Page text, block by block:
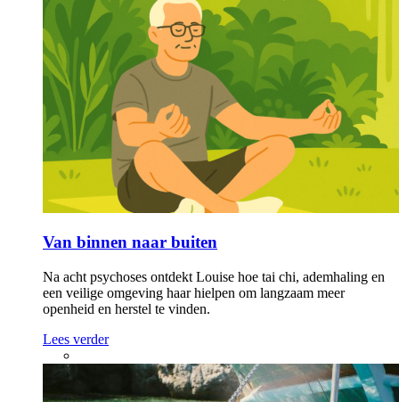
Van binnen naar buiten
Na acht psychoses ontdekt Louise hoe tai chi, ademhaling en
een veilige omgeving haar hielpen om langzaam meer
openheid en herstel te vinden.
Lees verder